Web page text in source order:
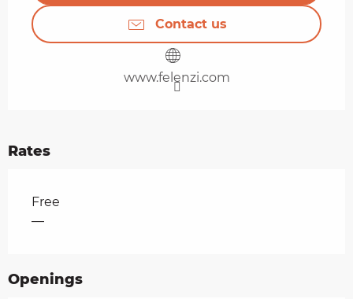
Contact us
www.felenzi.com
Rates
Rates 2026
Free
—
Openings